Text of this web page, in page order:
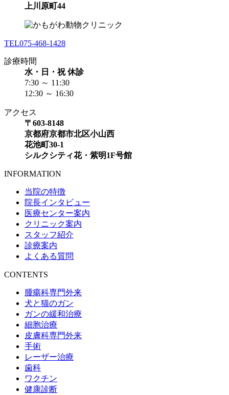
上川原町44
TEL075-468-1428
診療時間
水・日・祝 休診
7:30 ～ 11:30
12:30 ～ 16:30
アクセス
〒603-8148
京都府京都市北区小山西
花池町30-1
シルクシティ花・紫明1F号館
INFORMATION
当院の特徴
院長インタビュー
医療センター案内
クリニック案内
スタッフ紹介
診療案内
よくある質問
CONTENTS
腫瘍科専門外来
犬と猫のガン
ガンの緩和治療
細胞治療
皮膚科専門外来
手術
レーザー治療
歯科
ワクチン
健康診断